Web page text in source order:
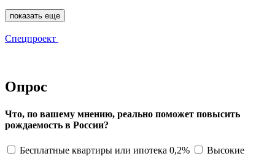
показать еще
Спецпроект
Опрос
Что, по вашему мнению, реально поможет повысить
рождаемость в России?
Бесплатные квартиры или ипотека 0,2%
Высокие